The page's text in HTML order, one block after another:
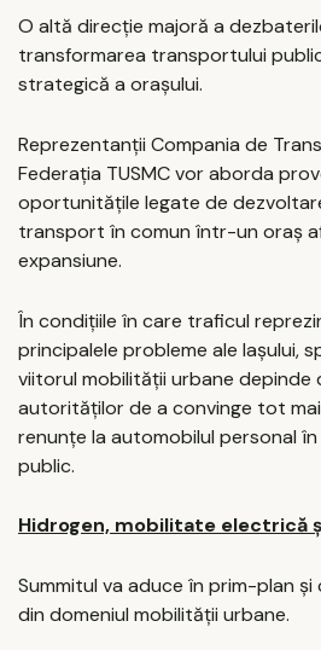
O altă direcție majoră a
transformarea transportului
strategică a orașului.
Reprezentanții Compania de
Federația TUSMC vor aborda
oportunitățile legate de
transport în comun într-un oraș
expansiune.
În condițiile în care traficul
principalele probleme ale Iașului,
viitorul mobilității urbane depinde
autorităților de a convinge tot
renunțe la automobilul personal
public.
Hidrogen, mobilitate electrică
Summitul va aduce în prim-plan și
din domeniul mobilității urbane.